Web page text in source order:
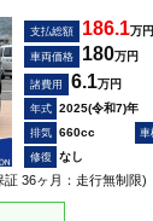
支払総額 186.1万円
車両価格 180万円
諸費用 6.1万円
2025(令和7)年
660cc
なし
36ヶ月：走行無制限)